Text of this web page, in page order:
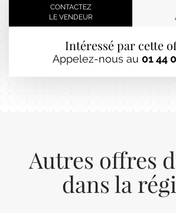
CONTACTEZ
LE VENDEUR
Intéressé par cette
Appelez-nous au 01 44
Autres offres
dans la